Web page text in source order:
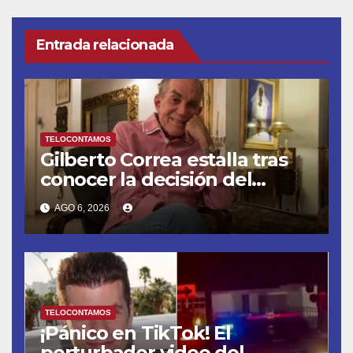
Entrada relacionada
TELOCONTAMOS
Gilberto Correa estalla tras
conocer la decisión del
tribunal en su caso
AGO 6, 2026
TELOCONTAMOS
¡Pánico en TikTok! El